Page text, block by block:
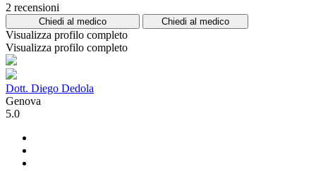
2 recensioni
Chiedi al medico Chiedi al medico
Visualizza profilo completo
Visualizza profilo completo
Dott. Diego Dedola
Genova
5.0